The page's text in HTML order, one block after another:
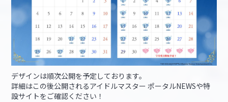
デザインは順次公開を予定しております。
詳細はこの後公開されるアイドルマスター ポータルNEWSや特
設サイトをご確認ください！